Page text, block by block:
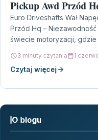
Pickup Awd Przód
Euro Driveshafts Wał
Przód Hq –
świecie motoryzacji,
3 minuty czytania 1
Czytaj więcej
O blogu